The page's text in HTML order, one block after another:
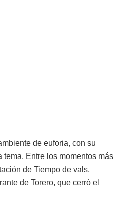
de euforia, con su
Entre los momentos más
de Tiempo de vals,
de Torero, que cerró el